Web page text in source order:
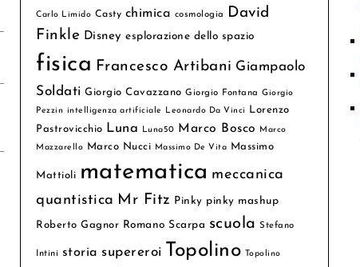
Carlo Limido Casty chimica cosmologia
David
Finkle Disney esplorazione dello spazio
fisica Francesco Artibani Giampaolo
Soldati Giorgio Cavazzano Giorgio Fontana Giorgio
Pezzin intelligenza artificiale Leonardo Da Vinci
Lorenzo
Pastrovicchio
Luna Luna50 Marco Bosco
Marco
Mazzarello
Marco Nucci Massimo De Vita Massimo
Mattioli matematica meccanica
quantistica Mr Fitz Pinky pinky mashup
Roberto Gagnor Romano Scarpa scuola Stefano
Intini storia supereroi Topolino Topolino